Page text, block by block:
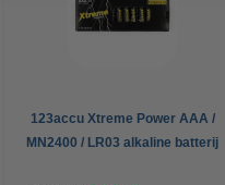
123accu Xtreme Power AAA /
MN2400 / LR03 alkaline batterij